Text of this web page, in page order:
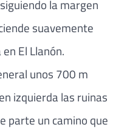
la margen
suavemente
El Llanón.
unos 700 m
izquierda las ruinas
parte un camino que